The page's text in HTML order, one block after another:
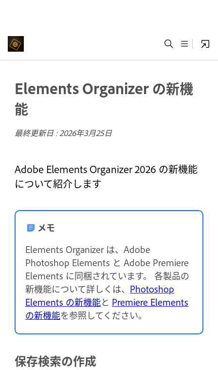
Elements Organizer の新機
能
最終更新日 :2026年3月25日
Adobe Elements Organizer 2026 の新機能
について紹介します
メモ
Elements Organizer は、Adobe
Photoshop Elements と Adobe Premiere
Elements に同梱されています。 各製品の
新機能について詳しくは、 Photoshop
Elements の新機能と Premiere Elements
の新機能を参照してください。
保存検索の作成